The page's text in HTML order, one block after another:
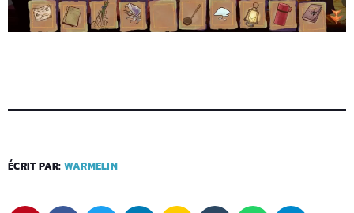
ÉCRIT PAR: WARMELIN